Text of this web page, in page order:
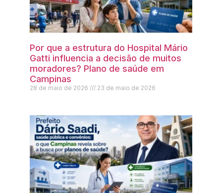
Por que a estrutura do Hospital Mário
Gatti influencia a decisão de muitos
moradores? Plano de saúde em
Campinas
28 de maio de 2026 23 de maio de 2026